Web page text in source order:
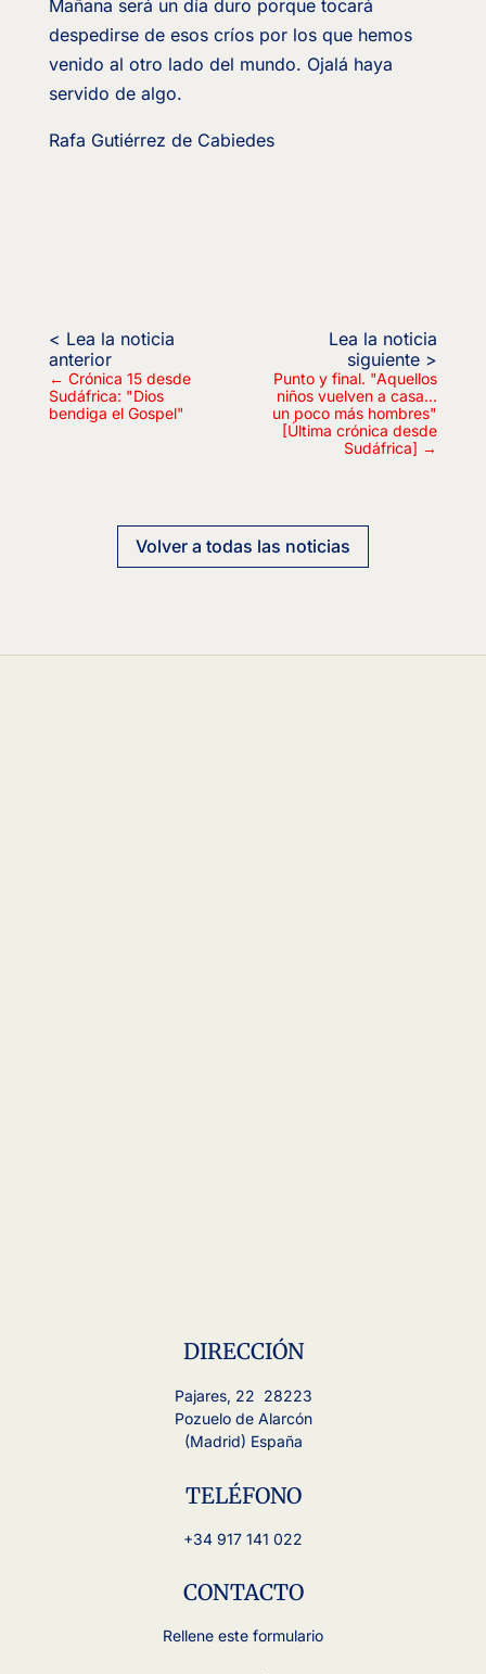
Mañana será un día duro porque tocará
despedirse de esos críos por los que hemos
venido al otro lado del mundo. Ojalá haya
servido de algo.
Rafa Gutiérrez de Cabiedes
← Crónica 15 desde
Sudáfrica: "Dios
bendiga el Gospel"
Punto y final. "Aquellos
niños vuelven a casa...
un poco más hombres"
[Última crónica desde
Sudáfrica] →
Volver a todas las noticias
DIRECCIÓN
Pajares, 22 28223
Pozuelo de Alarcón
(Madrid) España
TELÉFONO
+34 917 141 022
CONTACTO
Rellene este formulario